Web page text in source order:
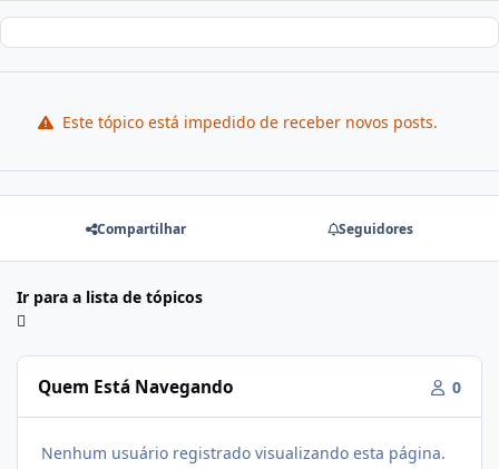
Este tópico está impedido de receber novos posts.
Compartilhar Seguidores
Ir para a lista de tópicos
Quem Está Navegando 0
Nenhum usuário registrado visualizando esta página.